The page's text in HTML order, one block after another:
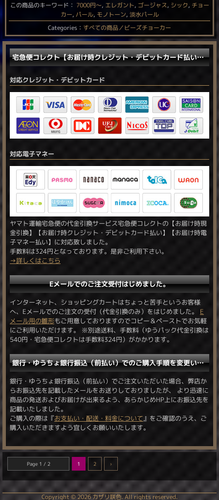
この商品のキーワード： 7000円〜, エレガント, ゴージャス, シック, チョー
カー, パール, モノトーン, 淡水パール
Categories： すべての商品／ビーズチョーカー
宅急便コレクト【お届け時クレジット・デビットカード払い／電子マネー払い】に対応しました。
対応クレジット・デビットカード
対応電子マネー
ヤマト運輸宅急便の代金引換サービス宅急便コレクトの【お届け時現
金引換】【お届け時クレジット・デビットカード払い】【お届け時電
子マネー払い】に対応致しました。
手数料は324円となっております。是非ご利用下さい。
→詳しくはこちら
Eメールでのご注文受付はじめました。
インターネット、ショッピングカートはちょっと苦手というお客様
へ、Eメールでのご注文の受付（代金引換のみ）をはじめました。 E
メール用の雛形もご用意しておりますのでコピー＆ペーストでお気軽
にご利用いただけます。 ※別途送料、手数料（ゆうパック代金引換は
540円・宅急便コレクトは手数料324円）がかかります。
銀行・ゆうちょ銀行振込（前払い）でのご購入手順を変更いたしました。
銀行・ゆうちょ銀行振込（前払い）でご注文いただいた場合、弊店か
らお振込先を記載したメールをお送りしておりましたが、 より迅速に
商品の発送およびお届けが出来るよう、あらかじめHP上にお振込先を
記載いたしました。
ご購入の際は『お支払い・配送・料金について』をご確認のうえ、ご
購入いただきますよう宜しくお願いいたします。
Page 1 / 2 1 2 ›
Copyright © 2026 カザリ咲色. All rights reserved.